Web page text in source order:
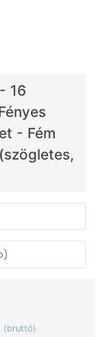
16
- Fém
(bruttó)